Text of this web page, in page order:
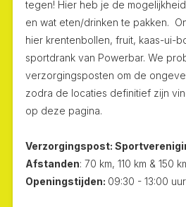
tegen! Hier heb je de
en wat eten/drinken te pakken.
hier krentenbollen, fruit, kaas-ui-
sportdrank van Powerbar. We
verzorgingsposten om de
zodra de locaties definitief zijn
op deze pagina.
Verzorgingspost:
Afstanden: 70 km, 110 km & 150
Openingstijden: 09:30 - 13:00 uur